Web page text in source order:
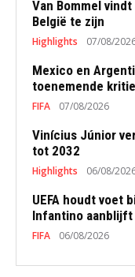
Van Bommel
België te zijn
Highlights 07/08/
Mexico en
toenemende
FIFA 07/08/2026
Vinícius Júnior
tot 2032
Highlights 06/08/
UEFA houdt voet
Infantino aanblijft
FIFA 06/08/2026